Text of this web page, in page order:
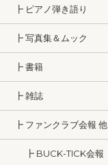
┣ ピアノ弾き語り
┣ 写真集＆ムック
┣ 書籍
┣ 雑誌
┣ ファンクラブ会報 他
┣ BUCK-TICK会報